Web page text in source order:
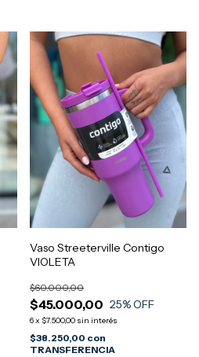
Vaso Streeterville Contigo
VIOLETA
$45.000,00
$60.000,00
25% OFF
6x $7.500,00 sin interés
$38.250,00 con
TRANSFERENCIA